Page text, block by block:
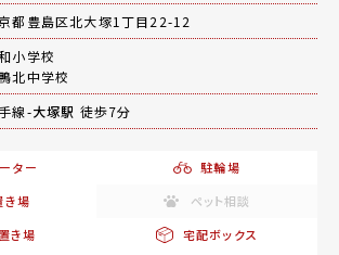
都豊島区北大塚1丁目22-12
小学校
北中学校
線-大塚駅 徒歩7分
ター
駐輪場
き場
ペット相談
き場
宅配ボックス